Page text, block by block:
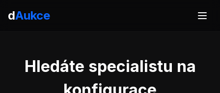
dAukce
Hledáte specialistu na